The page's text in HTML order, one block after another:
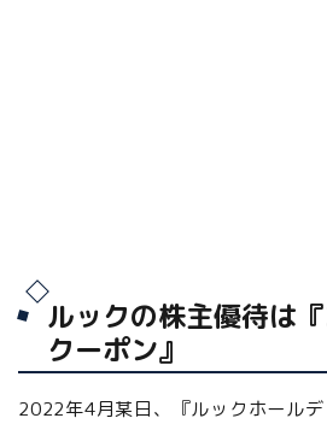
ルックの株主優待は
クーポン』
2022年4月某日、『ルックホール